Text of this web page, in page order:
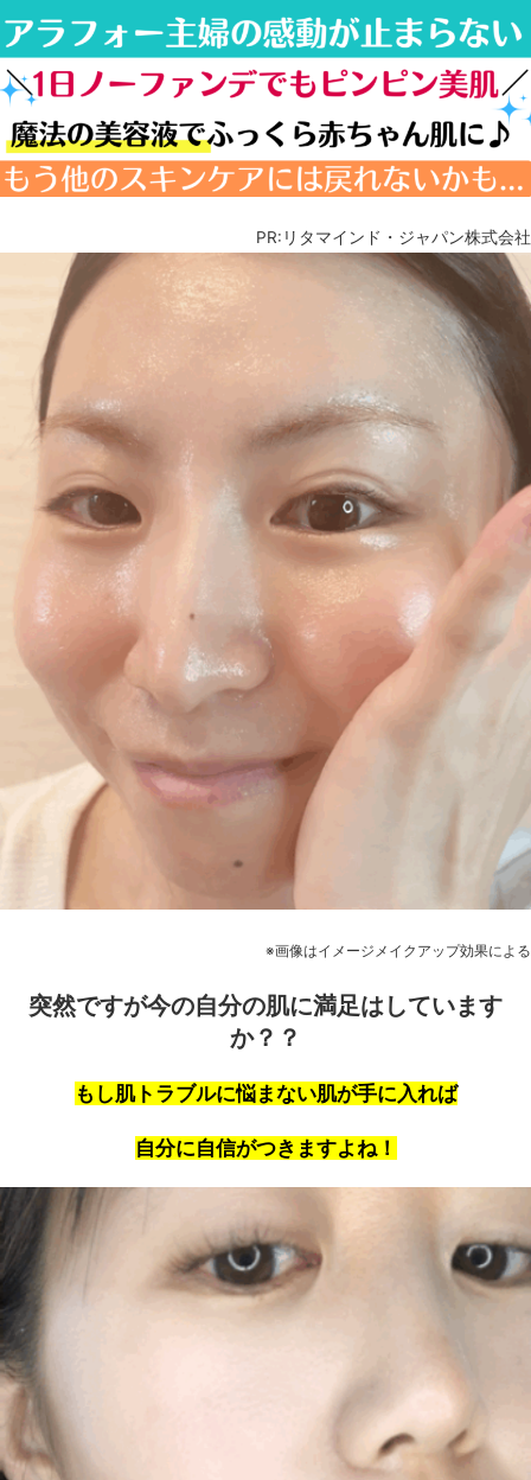
PR:リタマインド・ジャパン株式会社
※画像はイメージメイクアップ効果による
突然ですが今の自分の肌に満足はしています
か？？
もし肌トラブルに悩まない肌が手に入れば
自分に自信がつきますよね！